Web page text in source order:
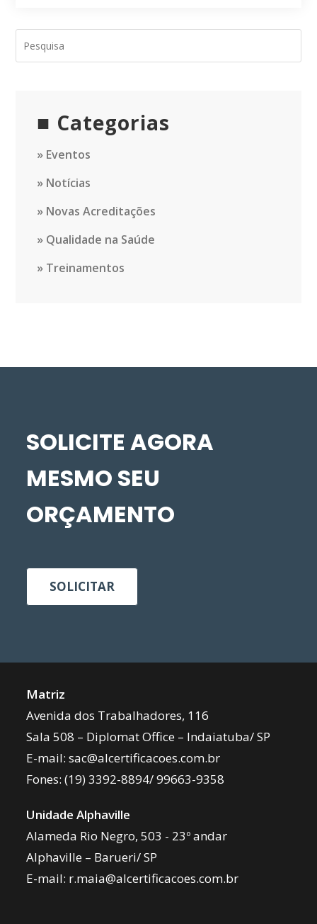
Categorias
Eventos
Notícias
Novas Acreditações
Qualidade na Saúde
Treinamentos
SOLICITE AGORA
MESMO SEU
ORÇAMENTO
SOLICITAR
Matriz
Avenida dos Trabalhadores, 116
Sala 508 – Diplomat Office – Indaiatuba/ SP
E-mail:sac@alcertificacoes.com.br
Fones:(19) 3392-8894/99663-9358
Unidade Alphaville
Alameda Rio Negro, 503 - 23º andar
Alphaville – Barueri/ SP
E-mail: r.maia@alcertificacoes.com.br